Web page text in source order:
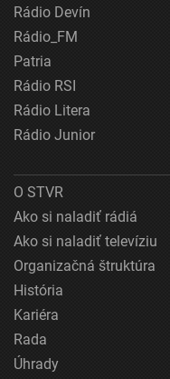
Rádio Devín
Rádio_FM
Patria
Rádio RSI
Rádio Litera
Rádio Junior
O STVR
Ako si naladiť rádiá
Ako si naladiť televíziu
Organizačná štruktúra
História
Kariéra
Rada
Úhrady